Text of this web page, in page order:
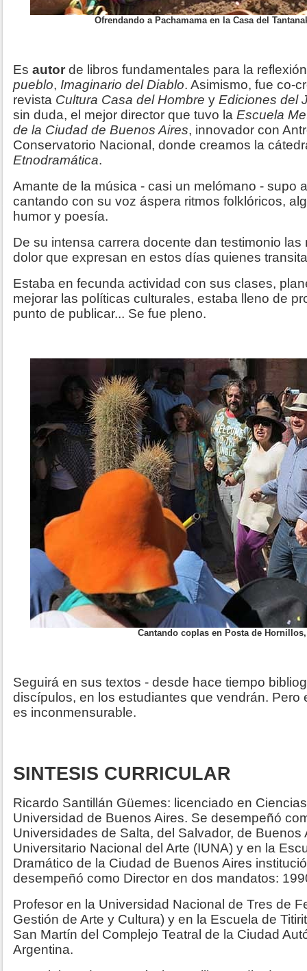
Ofrendando a Pachamama en la Casa del
Es autor de libros fundamentales para la
pueblo, Imaginario del Diablo. Asimismo, fue co-
revista Cultura Casa del Hombre y Ediciones del
sin duda, el mejor director que tuvo la Escuela
de la Ciudad de Buenos Aires, innovador con
Conservatorio Nacional, donde creamos la
Etnodramática.
Amante de la música - casi un melómano - supo
cantando con su voz áspera ritmos folklóricos,
humor y poesía.
De su intensa carrera docente dan testimonio
dolor que expresan en estos días quienes
Estaba en fecunda actividad con sus clases,
mejorar las políticas culturales, estaba lleno de
punto de publicar... Se fue pleno.
Cantando coplas en Posta de
Seguirá en sus textos - desde hace tiempo
discípulos, en los estudiantes que vendrán. Pero
es inconmensurable.
SINTESIS CURRICULAR
Ricardo Santillán Güemes: licenciado en
Universidad de Buenos Aires. Se desempeñó
Universidades de Salta, del Salvador, de Buenos
Universitario Nacional del Arte (IUNA) y en la
Dramático de la Ciudad de Buenos Aires
desempeñó como Director en dos mandatos:
Profesor en la Universidad Nacional de Tres de
Gestión de Arte y Cultura) y en la Escuela de
San Martín del Complejo Teatral de la Ciudad
Argentina.